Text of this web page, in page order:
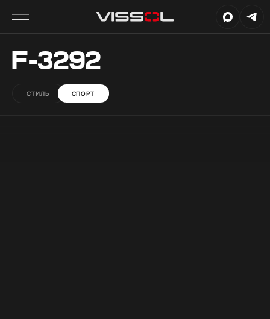
F-3292
СТИЛЬ СПОРТ